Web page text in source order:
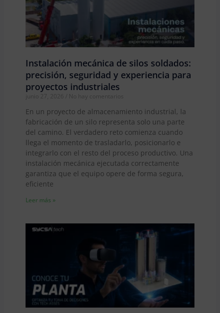
Instalación mecánica de silos soldados:
precisión, seguridad y experiencia para
proyectos industriales
junio 27, 2026 No hay comentarios
En un proyecto de almacenamiento industrial, la
fabricación de un silo representa solo una parte
del camino. El verdadero reto comienza cuando
llega el momento de trasladarlo, posicionarlo e
integrarlo con el resto del proceso productivo. Una
instalación mecánica ejecutada correctamente
garantiza que el equipo opere de forma segura,
eficiente
Leer más »